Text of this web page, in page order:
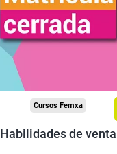
Cursos Femxa
Habilidades de venta